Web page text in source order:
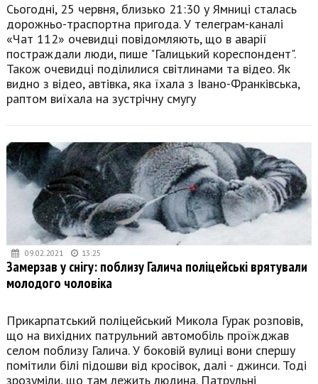
Сьогодні, 25 червня, близько 21:30 у Ямниці сталась
дорожньо-траспортна пригода. У телеграм-каналі
«Чат 112» очевидці повідомляють, що в аварії
постраждали люди, пише "Галицький кореспондент".
Також очевидці поділилися світлинами та відео. Як
видно з відео, автівка, яка їхала з Івано-Франківська,
раптом виїхала на зустрічну смугу
09.02.2021 13:25
Замерзав у снігу: поблизу Галича поліцейські врятували
молодого чоловіка
Прикарпатський поліцейський Микола Гурак розповів,
що на вихідних патрульний автомобіль проїжджав
селом поблизу Галича. У боковій вулиці вони спершу
помітили білі підошви від кросівок, далі - джинси. Тоді
зрозуміли, що там лежить людина. Патрульні